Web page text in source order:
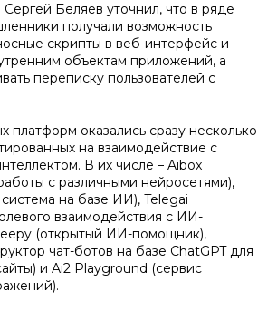
Беляев уточнил, что в ряде
получали возможность
скрипты в веб-интерфейс и
объектам приложений, а
переписку пользователей с
платформ оказались сразу несколько
на взаимодействие с
В их числе – Aibox
с различными нейросетями),
на базе ИИ), Telegai
взаимодействия с ИИ-
(открытый ИИ-помощник),
чат-ботов на базе ChatGPT для
и Ai2 Playground (сервис